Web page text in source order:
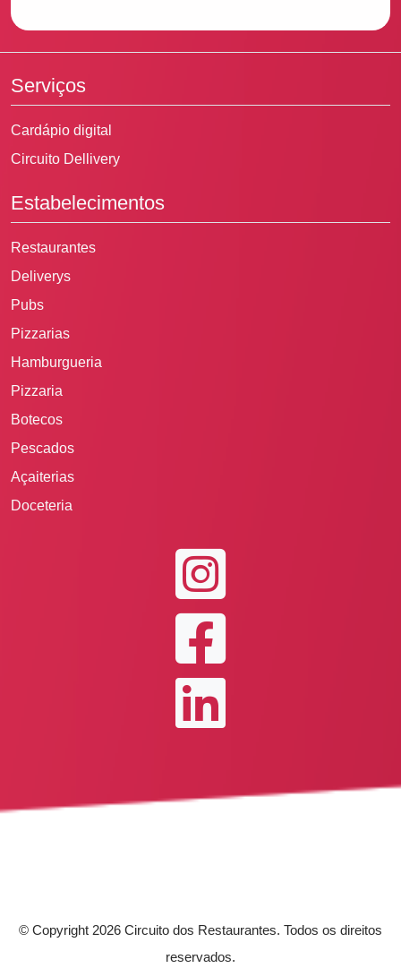
Serviços
Cardápio digital
Circuito Dellivery
Estabelecimentos
Restaurantes
Deliverys
Pubs
Pizzarias
Hamburgueria
Pizzaria
Botecos
Pescados
Açaiterias
Doceteria
© Copyright 2026 Circuito dos Restaurantes. Todos os direitos
reservados.